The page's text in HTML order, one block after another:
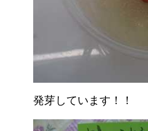
発芽しています！！